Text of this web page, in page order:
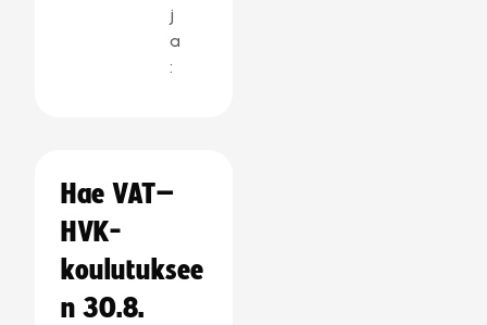
j
a
:
Hae VAT–
HVK-
koulutuksee
n 30.8.